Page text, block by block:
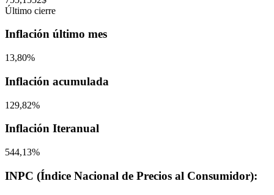
Último cierre
Inflación último mes
13,80%
Inflación acumulada
129,82%
Inflación Iteranual
544,13%
INPC (Índice Nacional de Precios al Consumidor):